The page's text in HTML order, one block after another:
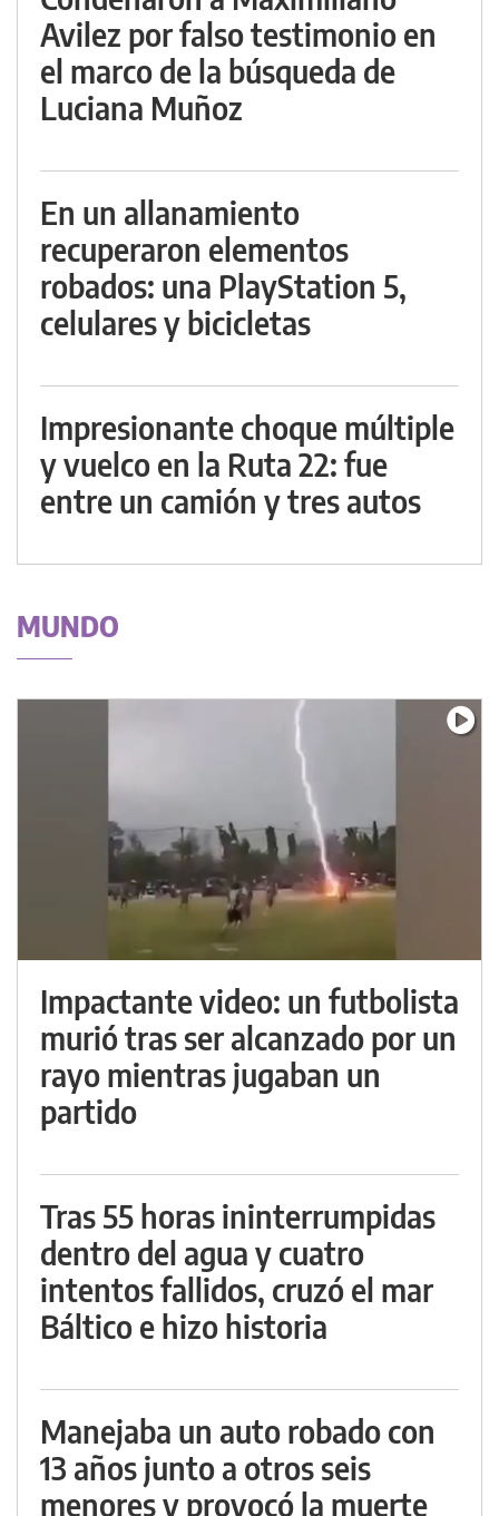
Avilez por falso testimonio en
el marco de la búsqueda de
Luciana Muñoz
En un allanamiento
recuperaron elementos
robados: una PlayStation 5,
celulares y bicicletas
Impresionante choque múltiple
y vuelco en la Ruta 22: fue
entre un camión y tres autos
MUNDO
Impactante video: un futbolista
murió tras ser alcanzado por un
rayo mientras jugaban un
partido
Tras 55 horas ininterrumpidas
dentro del agua y cuatro
intentos fallidos, cruzó el mar
Báltico e hizo historia
Manejaba un auto robado con
13 años junto a otros seis
menores y provocó la muerte